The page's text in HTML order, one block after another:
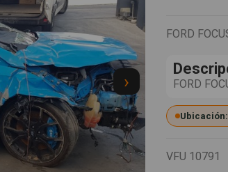
›
FORD
FORD
VFU 10791